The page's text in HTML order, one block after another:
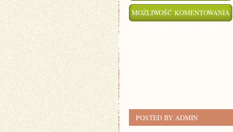
MOŻLIWOŚĆ KOMENTOWANIA
POSTED BY ADMIN